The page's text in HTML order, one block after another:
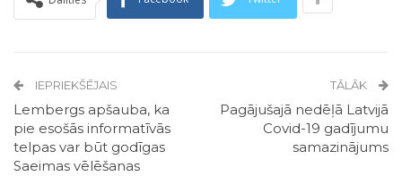
IEPRIEKŠĒJAIS
Lembergs apšauba, ka
pie esošās informatīvās
telpas var būt godīgas
Saeimas vēlēšanas
TĀLĀK
Pagājušajā nedēļā Latvijā
Covid-19 gadījumu
samazinājums